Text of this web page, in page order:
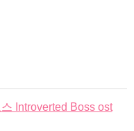
Introverted Boss ost